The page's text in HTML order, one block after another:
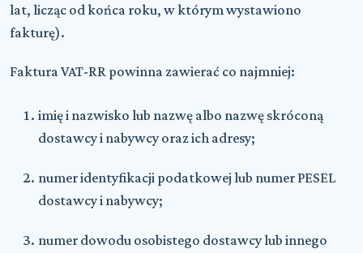
lat, licząc od końca roku, w którym wystawiono
fakturę).
Faktura VAT-RR powinna zawierać co najmniej:
imię i nazwisko lub nazwę albo nazwę skróconą
dostawcy i nabywcy oraz ich adresy;
numer identyfikacji podatkowej lub numer PESEL
dostawcy i nabywcy;
numer dowodu osobistego dostawcy lub innego